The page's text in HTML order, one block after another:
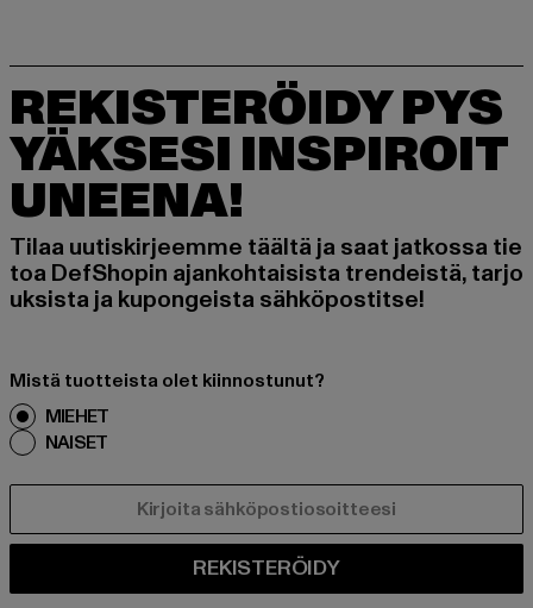
REKISTERÖIDY PYS
YÄKSESI INSPIROIT
UNEENA!
Tilaa uutiskirjeemme täältä ja saat jatkossa tie
toa DefShopin ajankohtaisista trendeistä, tarjo
uksista ja kupongeista sähköpostitse!
Mistä tuotteista olet kiinnostunut?
MIEHET
NAISET
REKISTERÖIDY